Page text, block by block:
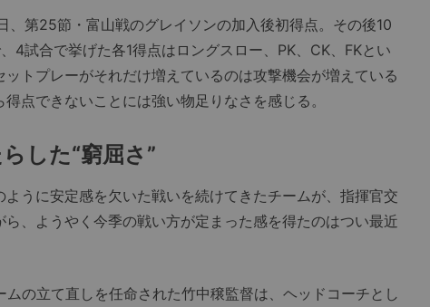
第25節・富山戦のグレイソンの加入後初得点。その後10
4試合で挙げた各1得点はロングスロー、PK、CK、FKとい
トプレーがそれだけ増えているのは攻撃機会が増えている
点できないことには強い物足りなさを感じる。
した“窮屈さ”
うに安定感を欠いた戦いを続けてきたチームが、指揮官交
、ようやく今季の戦い方が定まった感を得たのはつい最近
の立て直しを任命された竹中穣監督は、ヘッドコーチとし